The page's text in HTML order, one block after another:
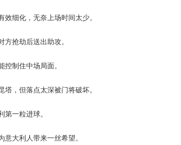
化，无奈上场时间太少。
抢劫后送出助攻。
制住中场局面。
但落点太深被门将破坏。
一粒进球。
利人带来一丝希望。